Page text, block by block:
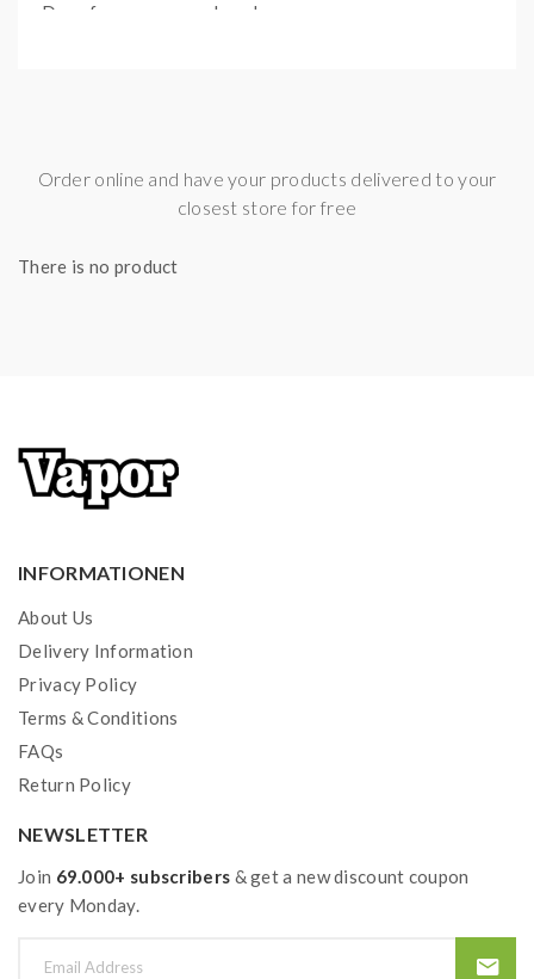
Dampfgenuss verzaubern!
Limonade/GetränkePflaume
Order online and have your products delivered to your
closest store for free
There is no product
INFORMATIONEN
About Us
Delivery Information
Privacy Policy
Terms & Conditions
FAQs
Return Policy
NEWSLETTER
Join 69.000+ subscribers & get a new discount coupon
every Monday.